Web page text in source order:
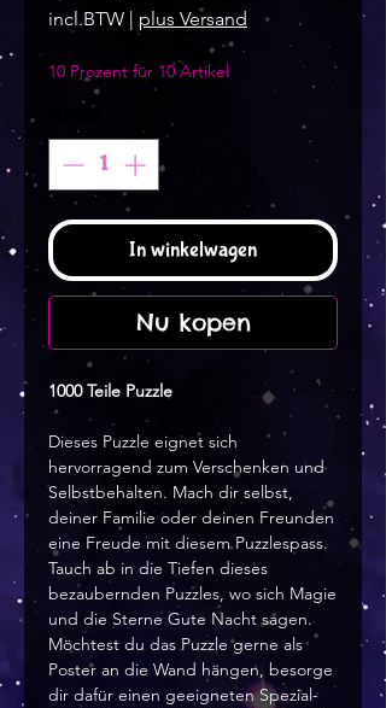
incl.BTW | plus Versand
10 Prozent für 10 Artikel
Aantal
In winkelwagen
Nu kopen
1000 Teile Puzzle
Dieses Puzzle eignet sich
hervorragend zum Verschenken und
Selbstbehalten. Mach dir selbst,
deiner Familie oder deinen Freunden
eine Freude mit diesem Puzzlespass.
Tauch ab in die Tiefen dieses
bezaubernden Puzzles, wo sich Magie
und die Sterne Gute Nacht sagen.
Möchtest du das Puzzle gerne als
Poster an die Wand hängen, besorge
dir dafür einen geeigneten Spezial-